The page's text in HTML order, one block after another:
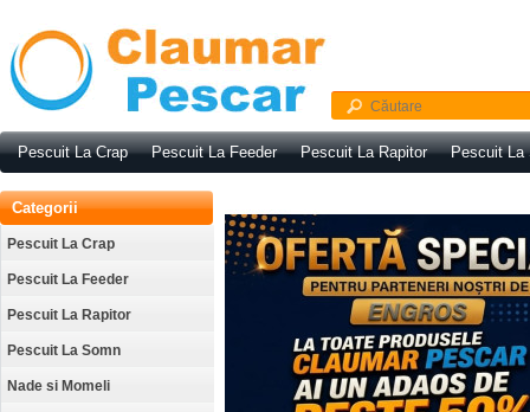
Pescuit La Crap Pescuit La Feeder Pescuit La Rapitor Pescuit La
Categorii
Pescuit La Crap
Pescuit La Feeder
Pescuit La Rapitor
Pescuit La Somn
Nade si Momeli